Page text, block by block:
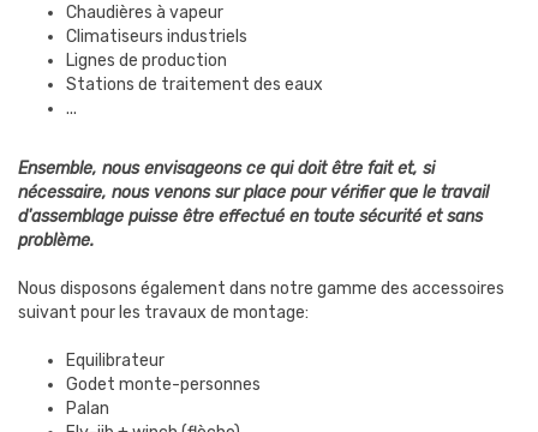
Chaudières à vapeur
Climatiseurs industriels
Lignes de production
Stations de traitement des eaux
...
Ensemble, nous envisageons ce qui doit être fait et, si
nécessaire, nous venons sur place pour vérifier que le travail
d'assemblage puisse être effectué en toute sécurité et sans
problème.
Nous disposons également dans notre gamme des accessoires
suivant pour les travaux de montage:
Equilibrateur
Godet monte-personnes
Palan